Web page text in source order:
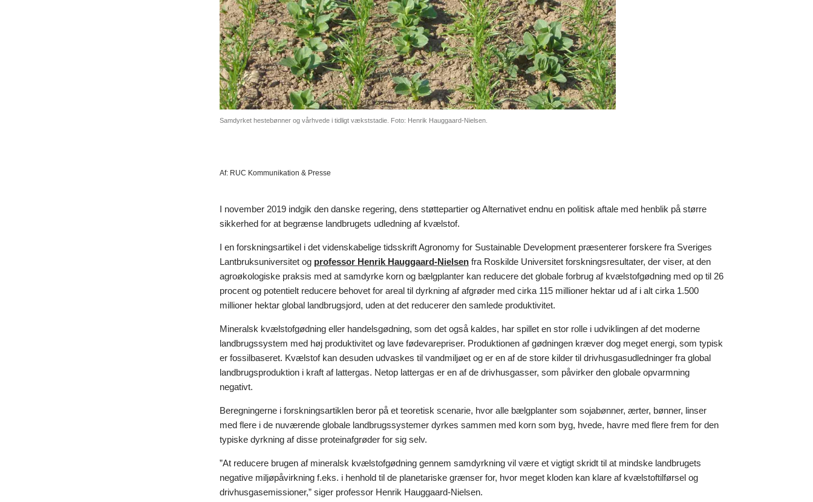
Samdyrket hestebønner og vårhvede i tidligt vækststadie. Foto: Henrik Hauggaard-Nielsen.
Af:RUC Kommunikation & Presse
I november 2019 indgik den danske regering, dens støttepartier og Alternativet endnu en politisk aftale med henblik på større
sikkerhed for at begrænse landbrugets udledning af kvælstof.
I en forskningsartikel i det videnskabelige tidsskrift Agronomy for Sustainable Development præsenterer forskere fra Sveriges
Lantbruksuniversitet og professor Henrik Hauggaard-Nielsenfra Roskilde Universitet forskningsresultater, der viser, at den
agroøkologiske praksis med at samdyrke korn og bælgplanter kan reducere det globale forbrug af kvælstofgødning med op til 26
procent og potentielt reducere behovet for areal til dyrkning af afgrøder med cirka 115 millioner hektar ud af i alt cirka 1.500
millioner hektar global landbrugsjord, uden at det reducerer den samlede produktivitet.
Mineralsk kvælstofgødning eller handelsgødning, som det også kaldes, har spillet en stor rolle i udviklingen af det moderne
landbrugssystem med høj produktivitet og lave fødevarepriser. Produktionen af gødningen kræver dog meget energi, som typisk
er fossilbaseret. Kvælstof kan desuden udvaskes til vandmiljøet og er en af de store kilder til drivhusgasudledninger fra global
landbrugsproduktion i kraft af lattergas. Netop lattergas er en af de drivhusgasser, som påvirker den globale opvarmning
negativt.
Beregningerne i forskningsartiklen beror på et teoretisk scenarie, hvor alle bælgplanter som sojabønner, ærter, bønner, linser
med flere i de nuværende globale landbrugssystemer dyrkes sammen med korn som byg, hvede, havre med flere frem for den
typiske dyrkning af disse proteinafgrøder for sig selv.
”At reducere brugen af mineralsk kvælstofgødning gennem samdyrkning vil være et vigtigt skridt til at mindske landbrugets
negative miljøpåvirkning f.eks. i henhold til de planetariske grænser for, hvor meget kloden kan klare af kvælstoftilførsel og
drivhusgasemissioner,” siger professor Henrik Hauggaard-Nielsen.